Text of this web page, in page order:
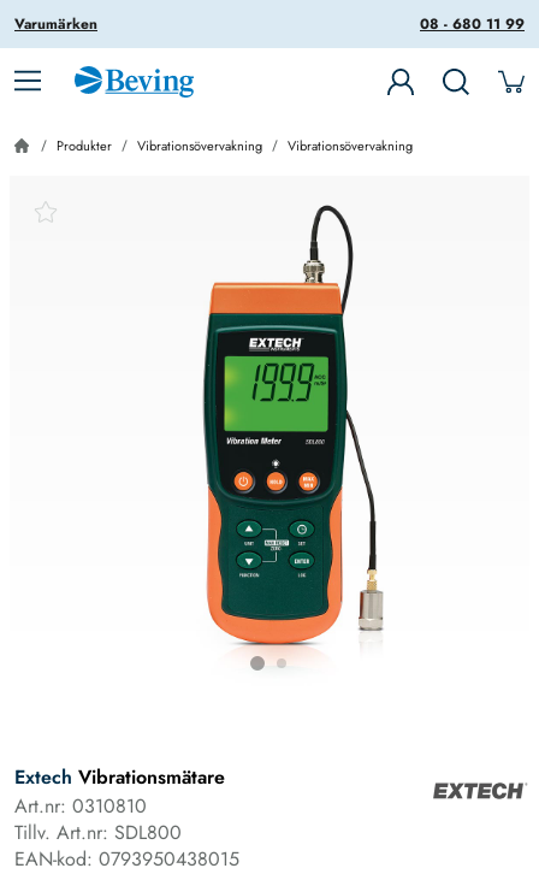
08 - 680 11 99
Varumärken
Produkter Vibrationsövervakning Vibrationsövervakning
Extech Vibrationsmätare
Art.nr: 0310810
Tillv. Art.nr: SDL800
EAN-kod: 0793950438015